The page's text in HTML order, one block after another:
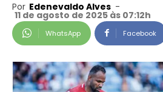
Por Edenevaldo Alves -
11 de agosto de 2025 às 07:12h
WhatsApp Facebook